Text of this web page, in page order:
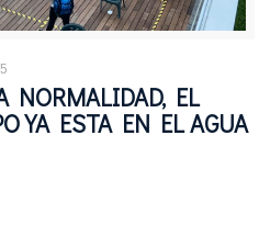
NORMALIDAD, EL
YA ESTA EN EL AGUA